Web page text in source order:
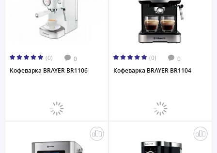
(0) 0
Кофеварка BRAYER BR1106
(0) 0
Кофеварка BRAYER BR1104